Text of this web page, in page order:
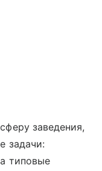
заведения,
задачи:
типовые